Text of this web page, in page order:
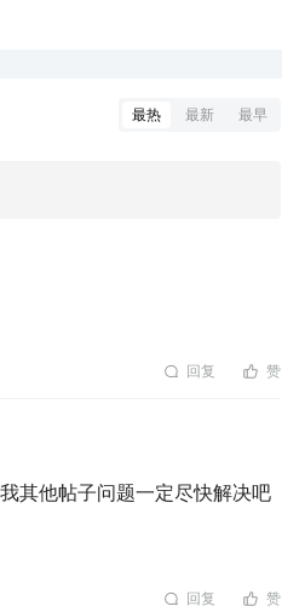
最热 最新 最早
回复 赞
其他帖子问题一定尽快解决吧
回复 赞